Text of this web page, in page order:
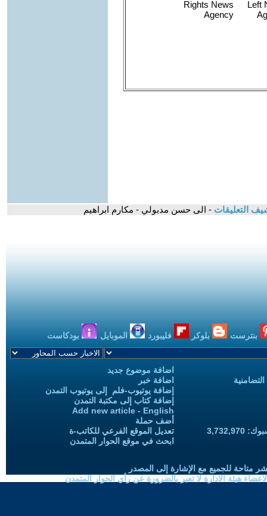
التعليقات - الى حسن مدبولي - مكارم ابراهيم
بنترست بلوكر فليبورد الموبايل بودكاست
اضافة موضوع جديد
اضافة خبر
إضافة يوتيوب-فلم إلى يوتيوب التمدن
إضافة كتاب إلى مكتبة التمدن
Add new article - English
أضف حملة
تعديل الموقع الفرعي للكاتب-ة
ابحث في موقع الحوار المتمدن
متاحة للجميع مع الإشارة إلى المصدر
هيئة الادارة لا تعبر بالضرورة عن رأي الحوار المتمدن